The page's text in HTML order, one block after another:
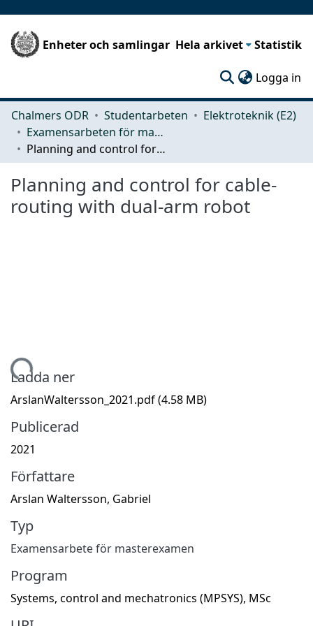
Enheter och samlingar Hela arkivet Statistik
Logga in
Chalmers ODR Studentarbeten
Elektroteknik (E2)
Examensarbeten för masterexamen
Planning and control for cable-routing with dual-arm robot
Planning and control for cable-
routing with dual-arm robot
Hämtar...
Ladda ner
ArslanWaltersson_2021.pdf(4.58 MB)
Publicerad
2021
Författare
Arslan Waltersson, Gabriel
Typ
Examensarbete för masterexamen
Program
Systems, control and mechatronics (MPSYS), MSc